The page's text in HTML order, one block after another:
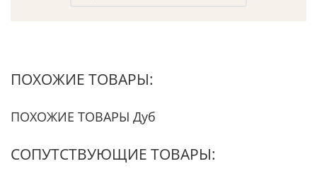
ПОХОЖИЕ ТОВАРЫ:
ПОХОЖИЕ ТОВАРЫ Дуб
СОПУТСТВУЮЩИЕ ТОВАРЫ: